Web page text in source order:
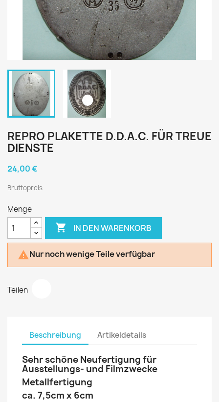
REPRO PLAKETTE D.D.A.C. FÜR TREUE
DIENSTE
24,00 €
Bruttopreis
Menge
 IN DEN WARENKORB
Nur noch wenige Teile verfügbar
Teilen
Beschreibung Artikeldetails
Sehr schöne Neufertigung für
Ausstellungs- und Filmzwecke
Metallfertigung
ca. 7,5cm x 6cm